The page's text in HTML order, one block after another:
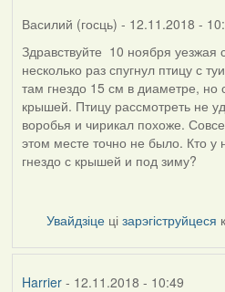
Василий (госць) - 12.11.2018 -
Здравствуйте 10 ноября уезжая
несколько раз спугнул птицу с
там гнездо 15 см в диаметре, но
крышей. Птицу рассмотреть не
воробья и чирикал похоже.
этом месте точно не было. Кто у
гнездо с крышей и под зиму?
Увайдзіце цізарэгіструйцеся
Harrier- 12.11.2018 - 10:49